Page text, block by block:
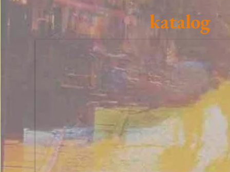
katalog